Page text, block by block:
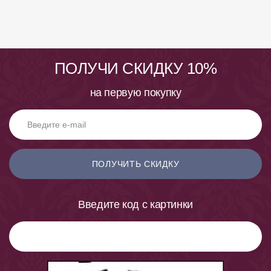
ПОЛУЧИ СКИДКУ 10%
на первую покупку
ПОЛУЧИТЬ СКИДКУ
Введите код с картинки